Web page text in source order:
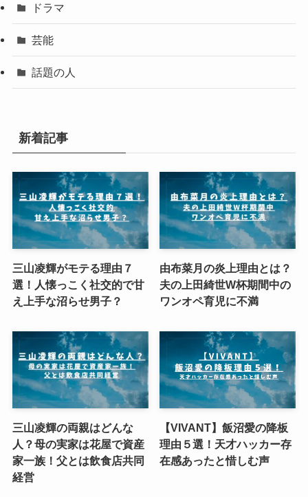
ドラマ
芸能
話題の人
新着記事
三山凌輝がモテる理由７
選！人懐っこく社交的で甘
え上手な沼らせ男子？
由布菜月の炎上理由とは？
夫の上田綺世W杯期間中の
ワンオペ育児に不満
三山凌輝の両親はどんな
人？母の実家は花屋で資産
家一族！父とは飲食店共同
経営
【VIVANT】飯沼愛の降板
理由５選！天才ハッカー存
在感あったと惜しむ声